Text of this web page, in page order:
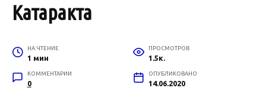
Катаракта
НА ЧТЕНИЕ
1 мин
ПРОСМОТРОВ
1.5к.
КОММЕНТАРИИ
0
ОПУБЛИКОВАНО
14.06.2020